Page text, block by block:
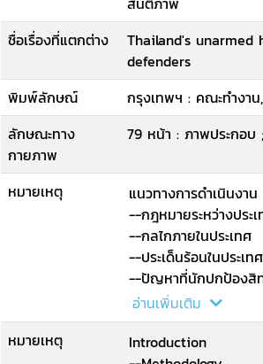
ชื่อเรื่องที่แตกต่าง
Thailand's
defenders
พิมพ์ลักษณ์
กรุงเทพฯ : คณะทำงาน
ลักษณะทาง
กายภาพ
79 หน้า : ภาพประกอบ
หมายเหตุ
แนวทางการดำเนินงาน
--กฎหมายระหว่างประ
--กลไกภายในประเทศ
--ประเด็นร้อนในประเ
--ปัญหาที่นักปกป้องสิ
--บทสรุปและข้อแนะนำ.
อ่านเพิ่มเติม
หมายเหตุ
Introduction